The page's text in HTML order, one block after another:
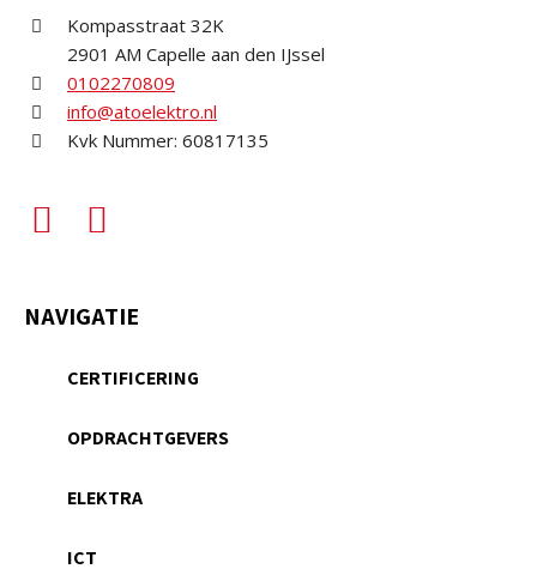
Kompasstraat 32K
2901 AM Capelle aan den IJssel
0102270809
info@atoelektro.nl
Kvk Nummer: 60817135
NAVIGATIE
CERTIFICERING
OPDRACHTGEVERS
ELEKTRA
ICT